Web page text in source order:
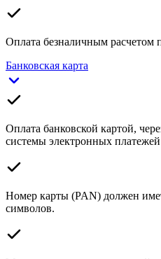
Оплата безналичным расчетом
Банковская карта
Оплата банковской картой,
системы электронных платежей
Номер карты (PAN) должен
символов.